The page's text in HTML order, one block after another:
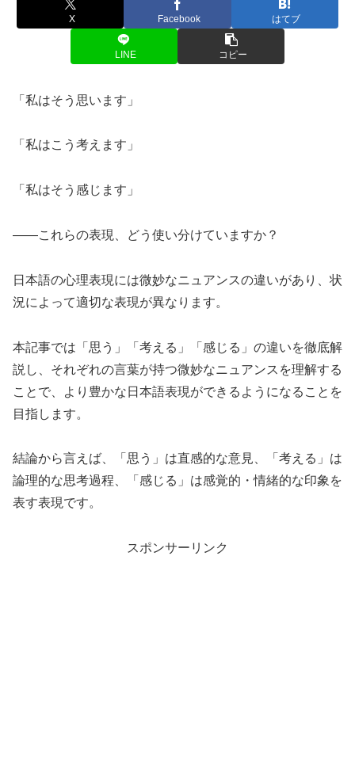
X Facebook はてブ
LINE コピー
「私はそう思います」
「私はこう考えます」
「私はそう感じます」
——これらの表現、どう使い分けていますか？
日本語の心理表現には微妙なニュアンスの違いがあり、状
況によって適切な表現が異なります。
本記事では「思う」「考える」「感じる」の違いを徹底解
説し、それぞれの言葉が持つ微妙なニュアンスを理解する
ことで、より豊かな日本語表現ができるようになることを
目指します。
結論から言えば、「思う」は直感的な意見、「考える」は
論理的な思考過程、「感じる」は感覚的・情緒的な印象を
表す表現です。
スポンサーリンク